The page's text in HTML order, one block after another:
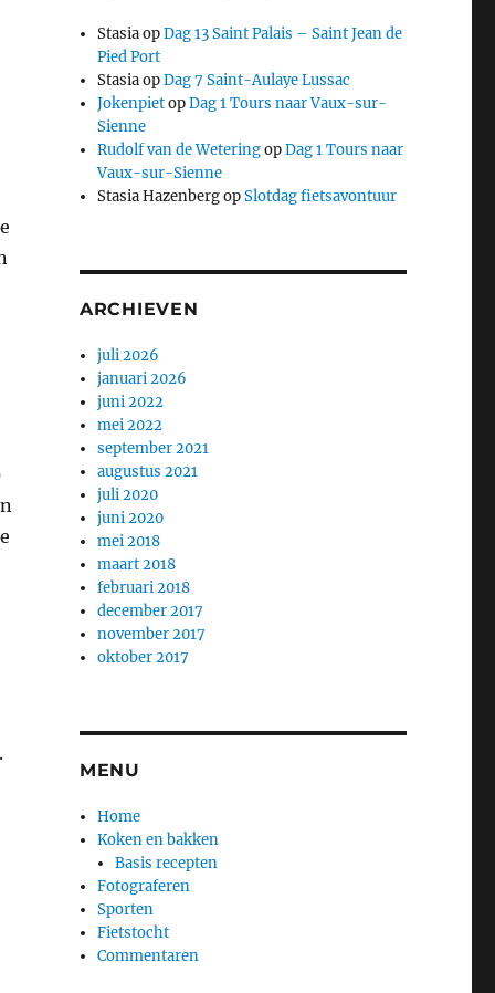
StasiaopDag 13 Saint Palais – Saint Jean de
Pied Port
StasiaopDag 7 Saint-Aulaye Lussac
JokenpietopDag 1 Tours naar Vaux-sur-
Sienne
Rudolf van de WeteringopDag 1 Tours naar
Vaux-sur-Sienne
Stasia HazenbergopSlotdag fietsavontuur
ARCHIEVEN
juli 2026
januari 2026
juni 2022
mei 2022
september 2021
augustus 2021
juli 2020
juni 2020
mei 2018
maart 2018
februari 2018
december 2017
november 2017
oktober 2017
MENU
Home
Koken en bakken
Basis recepten
Fotograferen
Sporten
Fietstocht
Commentaren